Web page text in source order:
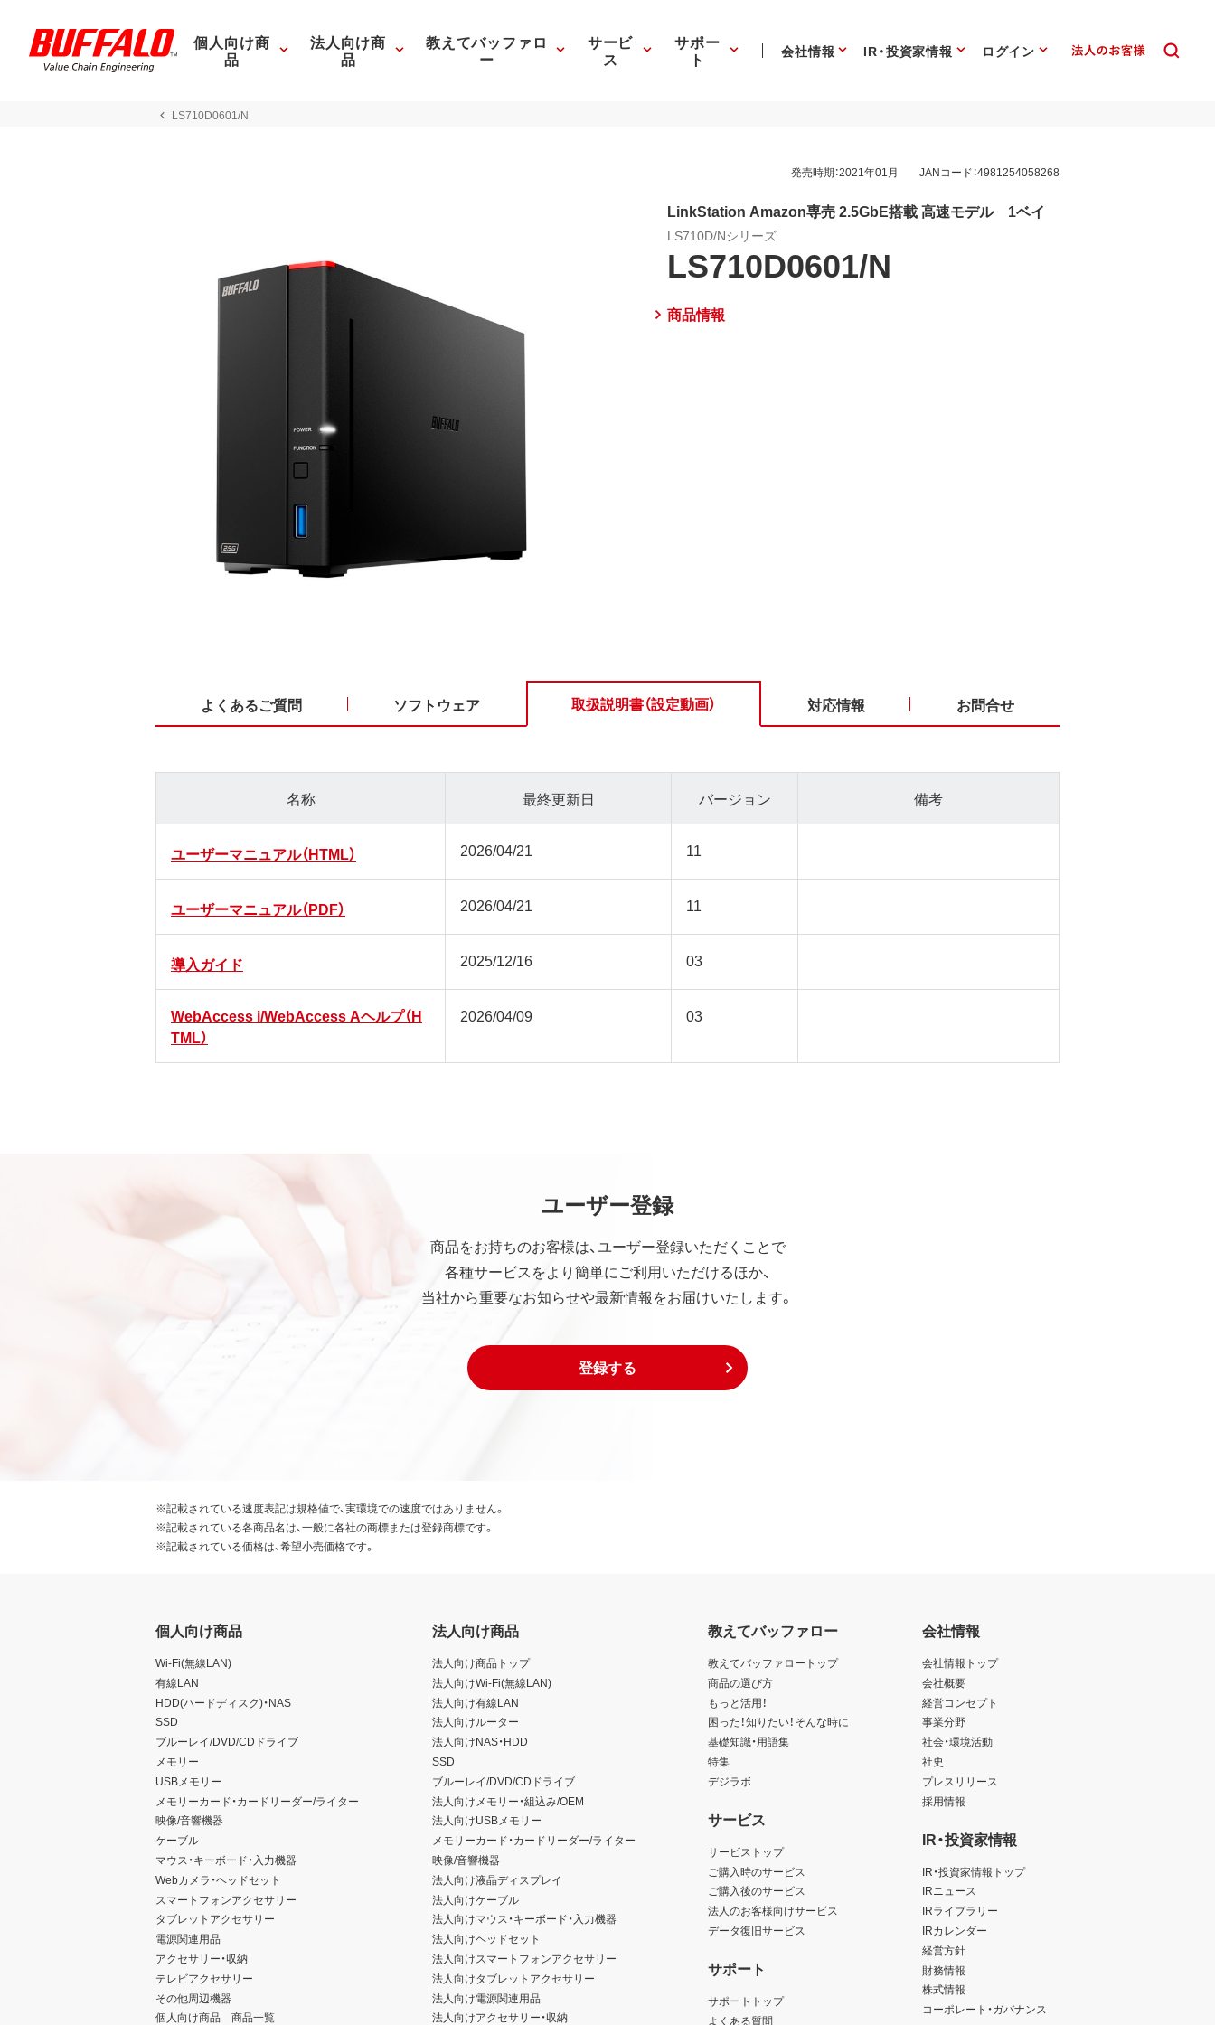
個人向け商
品
法人向け商
品
教えてバッファロ
ー
サービ
ス
サポー
ト 会社情報 IR・投資家情報 ログイン
LS710D0601/N
発売時期：2021年01月 JANコード：4981254058268
LinkStation Amazon専売 2.5GbE搭載 高速モデル 1ベイ
LS710D/Nシリーズ
LS710D0601/N
商品情報
よくあるご質問 ソフトウェア 取扱説明書（設定動画） 対応情報 お問合せ
名称 最終更新日 バージョン 備考
ユーザーマニュアル（HTML） 2026/04/21 11
ユーザーマニュアル（PDF） 2026/04/21 11
導入ガイド 2025/12/16 03
WebAccess i/WebAccess Aヘルプ（H
TML）
2026/04/09 03
ユーザー登録
商品をお持ちのお客様は、ユーザー登録いただくことで
各種サービスをより簡単にご利用いただけるほか、
当社から重要なお知らせや最新情報をお届けいたします。
登録する
※記載されている速度表記は規格値で、実環境での速度ではありません。
※記載されている各商品名は、一般に各社の商標または登録商標です。
※記載されている価格は、希望小売価格です。
個人向け商品
Wi-Fi(無線LAN)
有線LAN
HDD(ハードディスク)・NAS
SSD
ブルーレイ/DVD/CDドライブ
メモリー
USBメモリー
メモリーカード・カードリーダー/ライター
映像/音響機器
ケーブル
マウス・キーボード・入力機器
Webカメラ・ヘッドセット
スマートフォンアクセサリー
タブレットアクセサリー
電源関連用品
アクセサリー・収納
テレビアクセサリー
その他周辺機器
個人向け商品 商品一覧
法人向け商品
法人向け商品トップ
法人向けWi-Fi(無線LAN)
法人向け有線LAN
法人向けルーター
法人向けNAS・HDD
SSD
ブルーレイ/DVD/CDドライブ
法人向けメモリー・組込み/OEM
法人向けUSBメモリー
メモリーカード・カードリーダー/ライター
映像/音響機器
法人向け液晶ディスプレイ
法人向けケーブル
法人向けマウス・キーボード・入力機器
法人向けヘッドセット
法人向けスマートフォンアクセサリー
法人向けタブレットアクセサリー
法人向け電源関連用品
法人向けアクセサリー・収納
教えてバッファロー
教えてバッファロートップ
商品の選び方
もっと活用！
困った！知りたい！そんな時に
基礎知識・用語集
特集
デジラボ
サービス
サービストップ
ご購入時のサービス
ご購入後のサービス
法人のお客様向けサービス
データ復旧サービス
サポート
サポートトップ
よくある質問
会社情報
会社情報トップ
会社概要
経営コンセプト
事業分野
社会・環境活動
社史
プレスリリース
採用情報
IR・投資家情報
IR・投資家情報トップ
IRニュース
IRライブラリー
IRカレンダー
経営方針
財務情報
株式情報
コーポレート・ガバナンス